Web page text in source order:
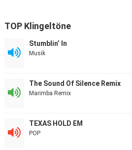
TOP Klingeltöne
Stumblin’ In
Musik
The Sound Of Silence Remix
Marimba Remix
TEXAS HOLD EM
POP